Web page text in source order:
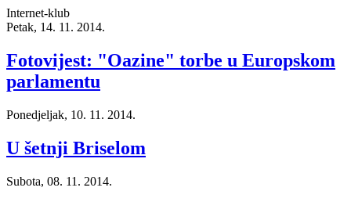
Internet-klub
Petak, 14. 11. 2014.
Fotovijest: "Oazine" torbe u Europskom
parlamentu
Ponedjeljak, 10. 11. 2014.
U šetnji Briselom
Subota, 08. 11. 2014.